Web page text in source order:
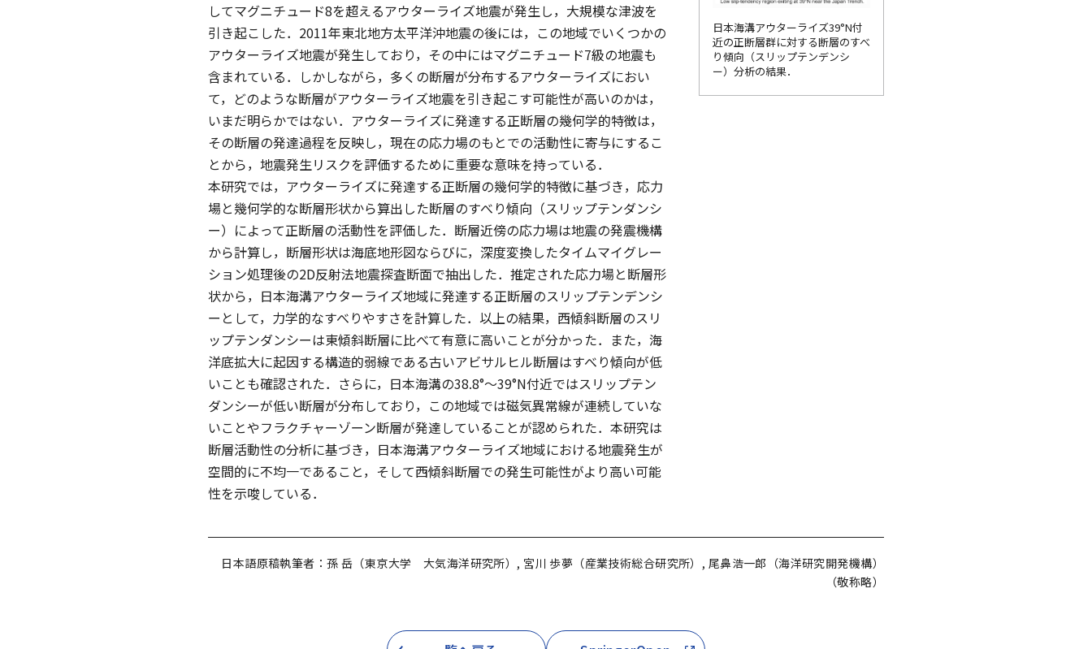
日本海溝アウターライズ39°N付
近の正断層群に対する断層のすべ
り傾向（スリップテンデンシ
ー）分析の結果．
してマグニチュード8を超えるアウターライズ地震が発生し，大規模な津波を
引き起こした．2011年東北地方太平洋沖地震の後には，この地域でいくつかの
アウターライズ地震が発生しており，その中にはマグニチュード7級の地震も
含まれている．しかしながら，多くの断層が分布するアウターライズにおい
て，どのような断層がアウターライズ地震を引き起こす可能性が高いのかは，
いまだ明らかではない．アウターライズに発達する正断層の幾何学的特徴は，
その断層の発達過程を反映し，現在の応力場のもとでの活動性に寄与にするこ
とから，地震発生リスクを評価するために重要な意味を持っている．
本研究では，アウターライズに発達する正断層の幾何学的特徴に基づき，応力
場と幾何学的な断層形状から算出した断層のすべり傾向（スリップテンダンシ
ー）によって正断層の活動性を評価した．断層近傍の応力場は地震の発震機構
から計算し，断層形状は海底地形図ならびに，深度変換したタイムマイグレー
ション処理後の2D反射法地震探査断面で抽出した．推定された応力場と断層形
状から，日本海溝アウターライズ地域に発達する正断層のスリップテンデンシ
ーとして，力学的なすべりやすさを計算した．以上の結果，西傾斜断層のスリ
ップテンダンシーは東傾斜断層に比べて有意に高いことが分かった．また，海
洋底拡大に起因する構造的弱線である古いアビサルヒル断層はすべり傾向が低
いことも確認された．さらに，日本海溝の38.8°〜39°N付近ではスリップテン
ダンシーが低い断層が分布しており，この地域では磁気異常線が連続していな
いことやフラクチャーゾーン断層が発達していることが認められた．本研究は
断層活動性の分析に基づき，日本海溝アウターライズ地域における地震発生が
空間的に不均一であること，そして西傾斜断層での発生可能性がより高い可能
性を示唆している．
日本語原稿執筆者：孫 岳（東京大学 大気海洋研究所）, 宮川 歩夢（産業技術総合研究所）, 尾鼻浩一郎（海洋研究開発機構）
（敬称略）